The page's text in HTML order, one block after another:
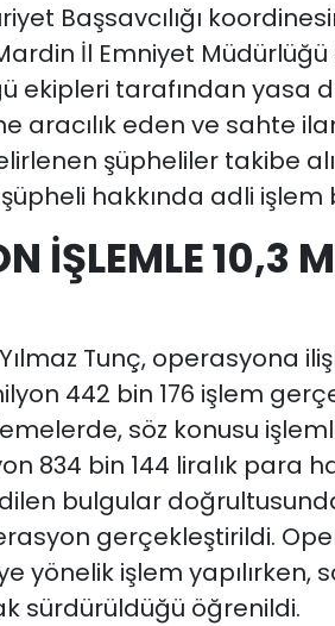
Başsavcılığı
İl Emniyet
ekipleri tarafından yasa
aracılık eden ve sahte
şüpheliler takibe
hakkında adli işlem
İŞLEMLE 10,3
Tunç, operasyona
442 bin 176 işlem
söz konusu
834 bin 144 liralık para
bulgular
gerçekleştirildi.
yönelik işlem yapılırken,
sürdürüldüğü öğrenildi.